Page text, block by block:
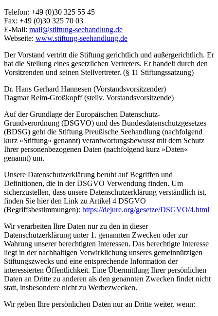
Telefon: +49 (0)30 325 55 45
Fax: +49 (0)30 325 70 03
E-Mail: mail@stiftung-seehandlung.de
Webseite: www.stiftung-seehandlung.de
Der Vorstand vertritt die Stiftung gerichtlich und außergerichtlich. Er
hat die Stellung eines gesetzlichen Vertreters. Er handelt durch den
Vorsitzenden und seinen Stellvertreter. (§ 11 Stiftungssatzung)
Dr. Hans Gerhard Hannesen (Vorstandsvorsitzender)
Dagmar Reim-Großkopff (stellv. Vorstandsvorsitzende)
Auf der Grundlage der Europäischen Datenschutz-
Grundverordnung (DSGVO) und des Bundesdatenschutzgesetzes
(BDSG) geht die Stiftung Preußische Seehandlung (nachfolgend
kurz »Stiftung« genannt) verantwortungsbewusst mit dem Schutz
Ihrer personenbezogenen Daten (nachfolgend kurz »Daten«
genannt) um.
Unsere Datenschutzerklärung beruht auf Begriffen und
Definitionen, die in der DSGVO Verwendung finden. Um
sicherzustellen, dass unsere Datenschutzerklärung verständlich ist,
finden Sie hier den Link zu Artikel 4 DSGVO
(Begriffsbestimmungen): https://dejure.org/gesetze/DSGVO/4.html
Wir verarbeiten Ihre Daten nur zu den in dieser
Datenschutzerklärung unter 1. genannten Zwecken oder zur
Wahrung unserer berechtigten Interessen. Das berechtigte Interesse
liegt in der nachhaltigen Verwirklichung unseres gemeinnützigen
Stiftungszwecks und eine entsprechende Information der
interessierten Öffentlichkeit. Eine Übermittlung Ihrer persönlichen
Daten an Dritte zu anderen als den genannten Zwecken findet nicht
statt, insbesondere nicht zu Werbezwecken.
Wir geben Ihre persönlichen Daten nur an Dritte weiter, wenn: